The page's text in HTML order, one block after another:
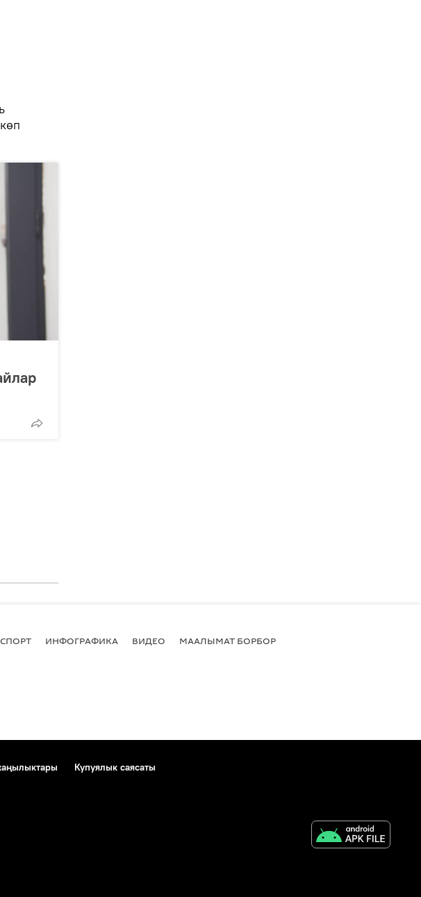
СПОРТ ИНФОГРАФИКА ВИДЕО МААЛЫМАТ БОРБОР
Купуялык саясаты